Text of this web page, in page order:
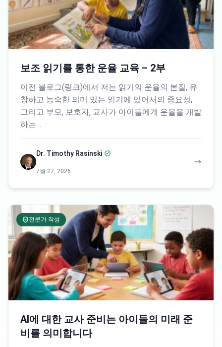
보조 읽기를 통한 운율 교육 – 2부
이전 블로그(링크)에서 저는 읽기의 운율의 본질, 유
창하고 능숙한 의미 있는 읽기에 있어서의 중요성,
그리고 부모, 보호자, 교사가 아이들에게 운율을 개발
하는…
Dr. Timothy Rasinski
7월 27, 2026
전문가 작성
AI에 대한 교사 준비는 아이들의 미래 준
비를 의미합니다